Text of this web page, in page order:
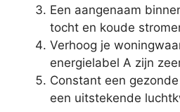
Een aangenaam
tocht en koude
Verhoog je
energielabel A zijn
Constant een
een uitstekende